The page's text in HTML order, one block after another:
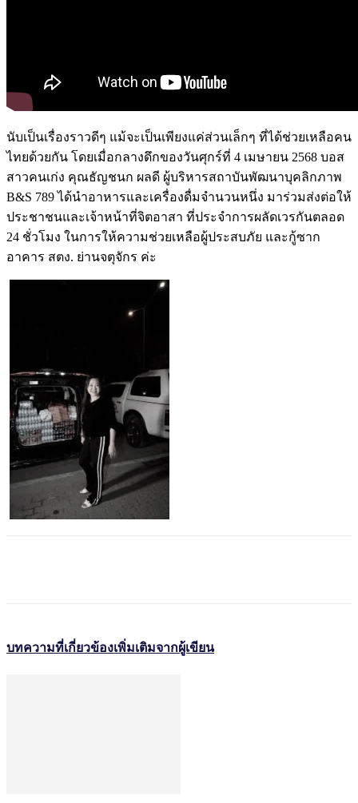
นับเป็นเรื่องราวดีๆ แม้จะเป็นเพียงแค่ส่วนเล็กๆ ที่ได้ช่วยเหลือคน
ไทยด้วยกัน โดยเมื่อกลางดึกของวันศุกร์ที่ 4 เมษายน 2568 บอส
สาวคนเก่ง คุณธัญชนก ผลดี ผู้บริหารสถาบันพัฒนาบุคลิกภาพ
B&S 789 ได้นำอาหารและเครื่องดื่มจำนวนหนึ่ง มาร่วมส่งต่อให้
ประชาชนและเจ้าหน้าที่จิตอาสา ที่ประจำการผลัดเวรกันตลอด
24 ชั่วโมง ในการให้ความช่วยเหลือผู้ประสบภัย และกู้ซาก
อาคาร สตง. ย่านจตุจักร ค่ะ
บทความที่เกี่ยวข้องเพิ่มเติมจากผู้เขียน